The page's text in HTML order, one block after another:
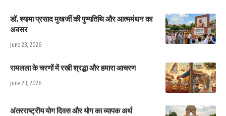
डॉ. श्यामा प्रसाद मुखर्जी की पुण्यतिथि और आत्ममंथन का
अवसर
June 23, 2026
रामलला के चरणों में रखी श्रद्धा और हमारा आचरण
June 23, 2026
अंतरराष्ट्रीय योग दिवस और योग का व्यापक अर्थ